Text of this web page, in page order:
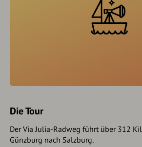
Die Tour
Der Via Julia-Radweg führt über 312
Günzburg nach Salzburg.